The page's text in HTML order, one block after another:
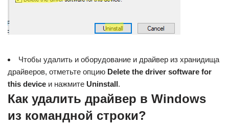
Чтобы удалить и оборудование и драйвер из хранидища
драйверов, отметьте опцию Delete the driver software for
this device и нажмите Uninstall.
Как удалить драйвер в Windows
из командной строки?